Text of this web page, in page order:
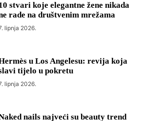
stvari koje elegantne žene nikada
rade na društvenim mrežama
lipnja 2026.
u Los Angelesu: revija koja
tijelo u pokretu
lipnja 2026.
nails najveći su beauty trend